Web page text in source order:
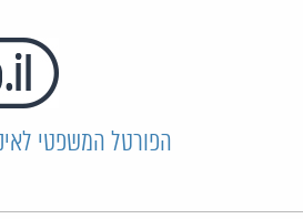
הפורטל המשפטי